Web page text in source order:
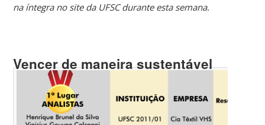
na íntegra no site da UFSC durante esta semana.
Vencer de maneira sustentável